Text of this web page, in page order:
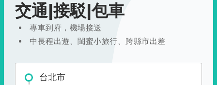
交通|接駁|包車
專車到府，機場接送
中長程出遊、閨蜜小旅行、跨縣市出差
台北市